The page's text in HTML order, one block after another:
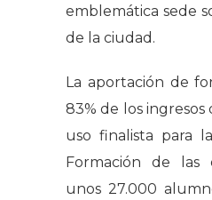
emblemática sede
de la ciudad.
La aportación de
83% de los ingresos
uso finalista para
Formación de las
unos 27.000